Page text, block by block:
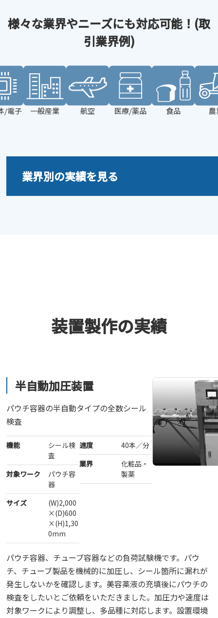
様々な業界やニーズにも対応可能！ (取
引業界例)
/電子 一般産業 航空 医療/薬品 食品
業界別の実績を見る
装置製作の実績
半自動加圧装置
パウチ容器の半自動タイプの全数シール
検査
機能
シール検
査
対象ワーク
パウチ容
器
サイズ
(W)2,000
×(D)600
×(H)1,30
0mm
速度
40本／分
業界
化粧品・
製薬
パウチ容器、チューブ容器などの負荷試験機です。パウ
チ、チューブ製品を機械的に加圧し、シール箇所に漏れが
発生しないかを確認します。美容薬液の充填後にパウチの
検査をしたいとご依頼をいただきました。加圧力や速度は
対象ワークにより調整し、多品種に対応します。設置環境